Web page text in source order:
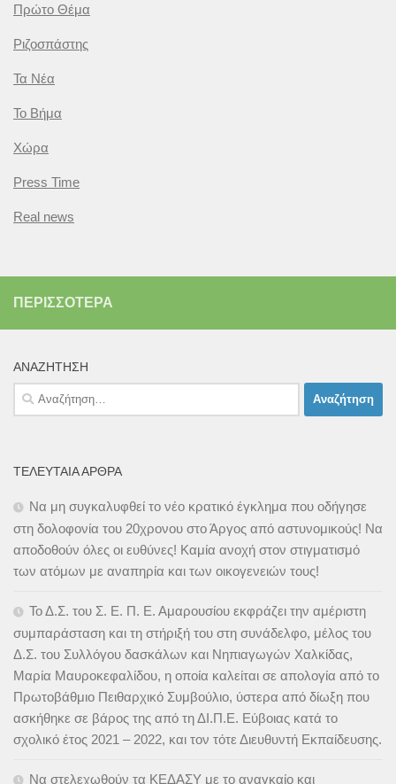
Πρώτο Θέμα
Ριζοσπάστης
Τα Νέα
Το Βήμα
Χώρα
Press Time
Real news
ΠΕΡΙΣΣΌΤΕΡΑ
ΑΝΑΖΉΤΗΣΗ
Αναζήτηση
για:
ΤΕΛΕΥΤΑΊΑ ΆΡΘΡΑ
Να μη συγκαλυφθεί το νέο κρατικό έγκλημα που οδήγησε
στη δολοφονία του 20χρονου στο Άργος από αστυνομικούς! Να
αποδοθούν όλες οι ευθύνες! Καμία ανοχή στον στιγματισμό
των ατόμων με αναπηρία και των οικογενειών τους!
Το Δ.Σ. του Σ. Ε. Π. Ε. Αμαρουσίου εκφράζει την αμέριστη
συμπαράσταση και τη στήριξή του στη συνάδελφο, μέλος του
Δ.Σ. του Συλλόγου δασκάλων και Νηπιαγωγών Χαλκίδας,
Μαρία Μαυροκεφαλίδου, η οποία καλείται σε απολογία από το
Πρωτοβάθμιο Πειθαρχικό Συμβούλιο, ύστερα από δίωξη που
ασκήθηκε σε βάρος της από τη ΔΙ.Π.Ε. Εύβοιας κατά το
σχολικό έτος 2021 – 2022, και τον τότε Διευθυντή Εκπαίδευσης.
Να στελεχωθούν τα ΚΕΔΑΣΥ με το αναγκαίο και